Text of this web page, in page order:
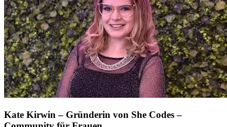
Kate Kirwin – Gründerin von She Codes –